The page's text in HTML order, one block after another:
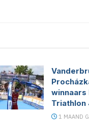
winnaars
Triathlon
1 MAAND